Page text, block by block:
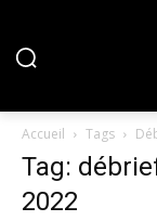
Accueil Tags
Tag:
2022